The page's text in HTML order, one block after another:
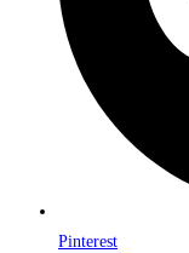
Pinterest